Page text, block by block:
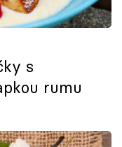
s
rumu